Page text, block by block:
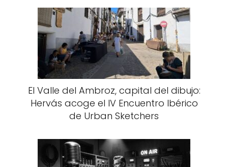
El Valle del Ambroz, capital del dibujo:
Hervás acoge el IV Encuentro Ibérico
de Urban Sketchers